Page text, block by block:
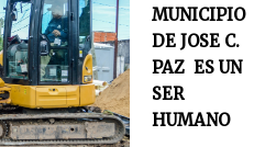
MUNICIPIO
DE JOSE C.
PAZ ES UN
SER
HUMANO